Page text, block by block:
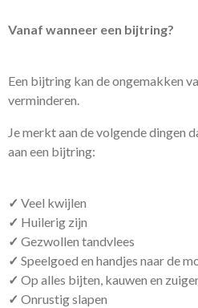
Vanaf wanneer een bijtring?
Een bijtring kan de ongemakken
verminderen.
Je merkt aan de volgende dingen
aan een bijtring:
✓ Veel kwijlen
✓ Huilerig zijn
✓ Gezwollen tandvlees
✓ Speelgoed en handjes naar de
✓ Op alles bijten, kauwen en
✓ Onrustig slapen